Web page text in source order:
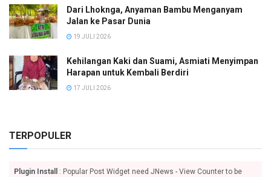
Dari Lhoknga, Anyaman Bambu Menganyam
Jalan ke Pasar Dunia
19 JULI 2026
Kehilangan Kaki dan Suami, Asmiati Menyimpan
Harapan untuk Kembali Berdiri
17 JULI 2026
TERPOPULER
Plugin Install
: Popular Post Widget need JNews - View Counter to be